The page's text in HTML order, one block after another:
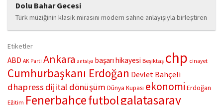
Dolu Bahar Gecesi
Türk müziğinin klasik mirasını modern sahne anlayışıyla birleştiren
“Çifte Nağme” projesi, ilk konserini İstanbul Ataşehir’de bulunan
buluşturdu. Yoğun katılımla gerçekleşen gece, müzikal çeşitlilik
ve...
Etiketler
ABD AK Parti Ankara antalya başarı hikayesi Beşiktaş chp cinayet
Cumhurbaşkanı Erdoğan Devlet Bahçeli
dhapress dijital dönüşüm Dünya Kupası ekonomi Erdoğan
Eğitim Fenerbahçefutbolgalatasaray